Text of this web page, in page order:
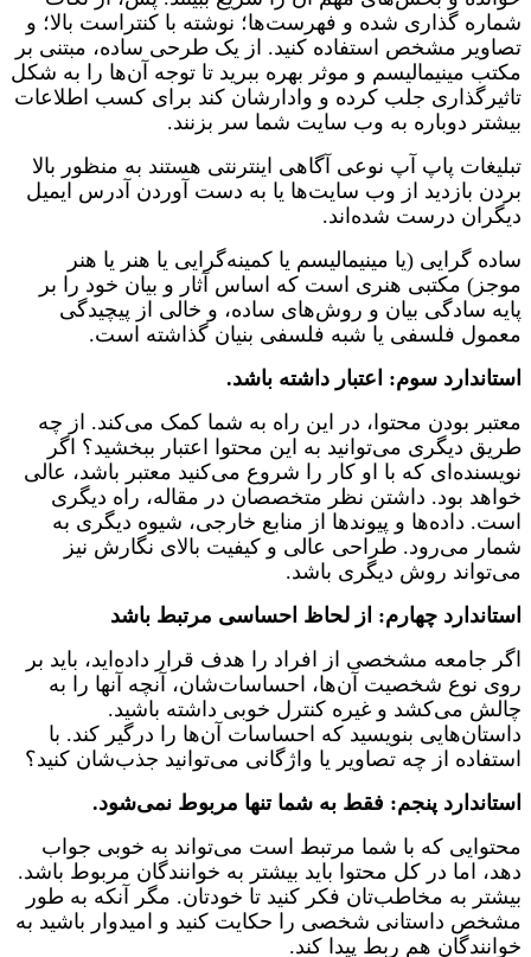
شماره گذاری شده و فهرست‌ها؛ نوشته با کنتراست بالا؛ و
تصاویر مشخص استفاده کنید. از یک طرحی ساده، مبتنی بر
مکتب مینیمالیسم و موثر بهره ببرید تا توجه آن‌ها را به شکل
تاثیرگذاری جلب کرده و وادارشان کند برای کسب اطلاعات
بیشتر دوباره به وب سایت شما سر بزنند.
تبلیغات پاپ آپ نوعی آگاهی اینترنتی هستند به منظور بالا
بردن بازدید از وب سایت‌ها یا به دست آوردن آدرس ایمیل
دیگران درست شده‌اند.
ساده گرایی (یا مینیمالیسم یا کمینه‌گرایی یا هنر یا هنر
موجز) مکتبی هنری است که اساس آثار و بیان خود را بر
پایه سادگی بیان و روش‌های ساده، و خالی از پیچیدگی
معمول فلسفی یا شبه فلسفی بنیان گذاشته است.
استاندارد سوم: اعتبار داشته باشد.
معتبر بودن محتوا، در این راه به شما کمک می‌کند. از چه
طریق دیگری می‌توانید به این محتوا اعتبار ببخشید؟ اگر
نویسنده‌ای که با او کار را شروع می‌کنید معتبر باشد، عالی
خواهد بود. داشتن نظر متخصصان در مقاله، راه دیگری
است. داده‌ها و پیوندها از منابع خارجی، شیوه دیگری به
شمار می‌رود. طراحی عالی و کیفیت بالای نگارش نیز
می‌تواند روش دیگری باشد.
استاندارد چهارم: از لحاظ احساسی مرتبط باشد
اگر جامعه مشخصی از افراد را هدف قرار داده‌اید، باید بر
روی نوع شخصیت آن‌ها، احساسات‌شان، آنچه آن‎ها را به
چالش می‌کشد و غیره کنترل خوبی داشته باشید.
داستان‌هایی بنویسید که احساسات آن‌ها را درگیر کند. با
استفاده از چه تصاویر یا واژگانی می‌توانید جذب‌شان کنید؟
استاندارد پنجم: فقط به شما تنها مربوط نمی‌شود.
محتوایی که با شما مرتبط است می‌تواند به خوبی جواب
دهد، اما در کل محتوا باید بیشتر به خوانندگان مربوط باشد.
بیشتر به مخاطب‌تان فکر کنید تا خودتان. مگر آنکه به طور
مشخص داستانی شخصی را حکایت کنید و امیدوار باشید به
خوانندگان هم ربط پیدا کند.